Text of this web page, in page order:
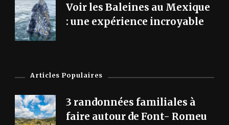
Voir les Baleines au Mexique
: une expérience incroyable
Articles Populaires
3 randonnées familiales à
faire autour de Font- Romeu